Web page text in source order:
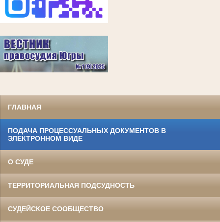
ГЛАВНАЯ
ПОДАЧА ПРОЦЕССУАЛЬНЫХ ДОКУМЕНТОВ В
ЭЛЕКТРОННОМ ВИДЕ
О СУДЕ
ТЕРРИТОРИАЛЬНАЯ ПОДСУДНОСТЬ
СУДЕЙСКОЕ СООБЩЕСТВО